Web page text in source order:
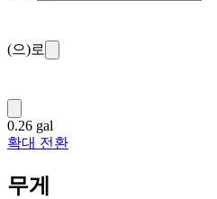
(으)로
0.26 gal
확대 전환
무게